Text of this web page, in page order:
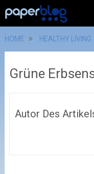
HOME HEALTHY LIVING
Grüne
Autor Des